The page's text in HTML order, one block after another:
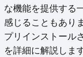
な機能を提供する
感じることもあり
プリインストール
を詳細に解説しま